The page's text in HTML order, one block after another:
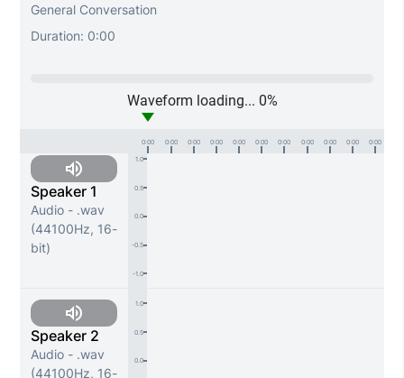
General Conversation
Duration: 0:00
Waveform loading... 0%
0:00 0:00 0:00 0:00 0:00 0:00 0:00 0:00 0:00 0:00 0:00
Speaker 1
Audio - .wav
(44100Hz, 16-
bit)
Speaker 2
Audio - .wav
(44100Hz, 16-
1.0
0.5
0.0
-0.5
-1.0
1.0
0.5
0.0